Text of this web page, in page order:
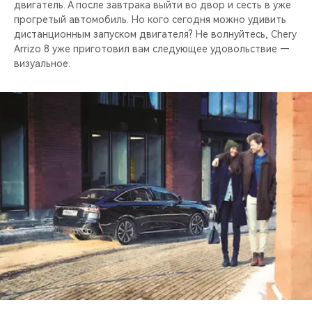
двигатель. А после завтрака выйти во двор и сесть в уже
прогретый автомобиль. Но кого сегодня можно удивить
дистанционным запуском двигателя? Не волнуйтесь, Chery
Arrizo 8 уже приготовил вам следующее удовольствие —
визуальное.